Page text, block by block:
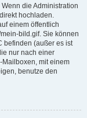
die Administration
hochladen.
einem öffentlich
bild.gif. Sie können
befinden (außer es ist
nur nach einer
Mailboxen, mit einem
benutze den